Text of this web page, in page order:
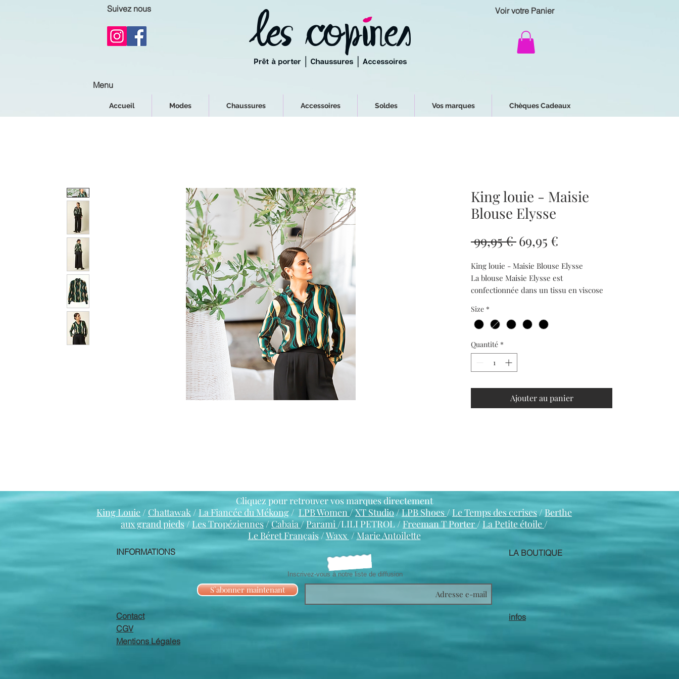
Suivez nous Voir votre Panier
Menu
Accueil Modes Chaussures Accessoires Soldes Vos marques Chèques Cadeaux
King louie - Maisie
Blouse Elysse
99,95 € Prix
original
69,95 €
promotionnel
King louie - Maisie Blouse Elysse
La blouse Maisie Elysse est
confectionnée dans un tissu en viscose
graphique. Elle présente des manches
longues, un col classique et une
fermeture boutonnée sur le devant pour
un look intemporel.
vComposition: 100% LENZING™
ECOVERO™ viscoseComposition Lining:
Size *
Quantité *
Ajouter au panier
Cliquez pour retrouver vos marques directement
King Louie/ Chattawak/ La Fiancée du Mékong/ LPB Women/ XT Studio/LPB Shoes / Le Temps des cerises / Berthe
aux grand pieds / Les Tropéziennes/Cabaia/Parami/LILI PETROL / Freeman T Porter/ La Petite étoile /
Le Béret Français/Waxx / Marie Antoilette
INFORMATIONS
Contact
Inscrivez-vous à notre liste de diffusion
S`abonner maintenant
LA BOUTIQUE
infos
CGV
Mentions Légales